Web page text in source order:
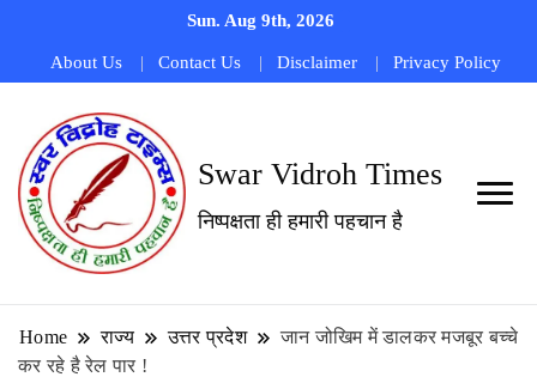
Sun. Aug 9th, 2026
About Us Contact Us Disclaimer Privacy Policy
Swar Vidroh Times
निष्पक्षता ही हमारी पहचान है
Home राज्य उत्तर प्रदेश
जान जोखिम में डालकर मजबूर बच्चे
कर रहे है रेल पार !